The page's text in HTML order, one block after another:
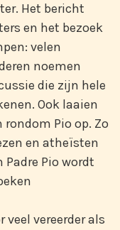
Het bericht
en het bezoek
velen
noemen
die zijn hele
Ook laaien
Pio op. Zo
en atheïsten
Padre Pio wordt
vereerder als